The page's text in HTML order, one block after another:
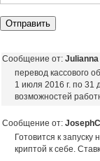
Сообщение от: Julianna
перевод кассового
1 июля 2016 г. по 31
возможностей
Сообщение от:
Готовится к
криптой к себе.